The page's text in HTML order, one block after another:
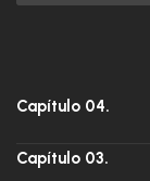
Capítulo 04.
Capítulo 03.